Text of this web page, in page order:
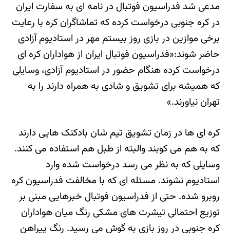
مدعی شد فدراسیون فوتبال در نامه ای به سفارت ایران
در کره جنوبی درخواست کرده که تماشاگران کره با رعایت
برخی موازین در بازی روز بیستم مهر در استادیوم آزادی
حاضر شوند:«فدراسیون فوتبال ایران از هواداران کره ای
درخواست کرده هنگام حضور در استادیوم آزادی، وسایلی
که همیشه برای تشویق و شادی به همراه دارند را به
تهران نیاورند.»
کره ای ها در زمان تشویق تیم شان بادکنک هایی دارند
که به هم می کوبند والبته از طبل هم استفاده می کنند.
وسایلی که به نظر می رسد درخواست شده وارد
استادیوم نشوند. مسئله ای که با مخالفت فدراسیون کره
روبرو شده. حتی از فدراسیون فوتبال خبرهایی مبنی بر
توزیع احتمالی تیشرت های مشکی رنگ میان هواداران
کره جنوبی در روز بازی به گوش می رسید. رنگ پیراهن